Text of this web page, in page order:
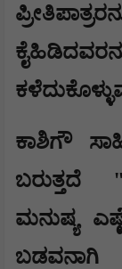
ಕಾಶಿಗೌ
ಬರುತ್ತದೆ
ಮನುಷ್ಯ
ಬಡವನಾಗಿ